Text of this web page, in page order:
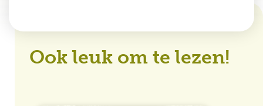
Ook leuk om te lezen!